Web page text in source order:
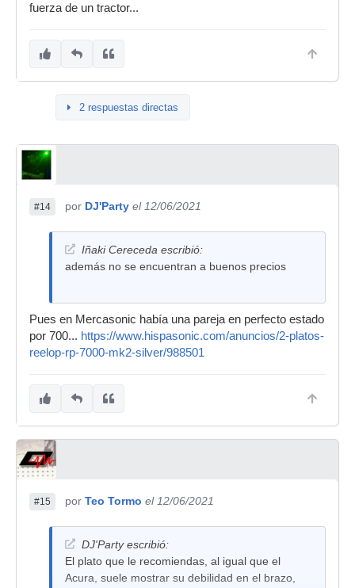
fuerza de un tractor...
2 respuestas directas
#14 por DJ'Party el 12/06/2021
Iñaki Cereceda escribió:
además no se encuentran a buenos precios
Pues en Mercasonic había una pareja en perfecto estado
por 700... https://www.hispasonic.com/anuncios/2-platos-
reelop-rp-7000-mk2-silver/988501
#15 por Teo Tormo el 12/06/2021
DJ'Party escribió:
El plato que le recomiendas, al igual que el
Acura, suele mostrar su debilidad en el brazo,